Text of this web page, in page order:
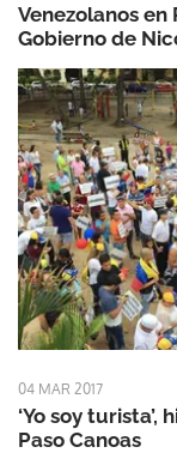
Venezolanos
Gobierno de
04 MAR 2017
‘Yo soy
Paso Canoas